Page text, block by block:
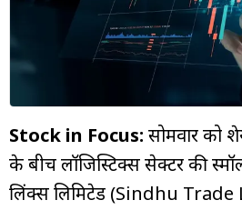
म्यूचुअल
Stock in Focus: सोमवार को
के बीच लॉजिस्टिक्स सेक्टर की
लिंक्स लिमिटेड (Sindhu